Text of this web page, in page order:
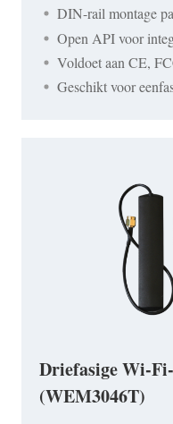
DIN-rail montage
Open API voor
Voldoet aan CE,
Geschikt voor
Driefasige Wi-
(WEM3046T)